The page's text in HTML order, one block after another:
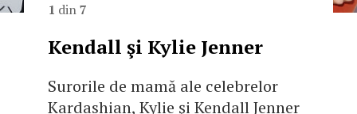
1 din7
Kendall şi Kylie Jenner
Surorile de mamă ale celebrelor
Kardashian, Kylie şi Kendall Jenner